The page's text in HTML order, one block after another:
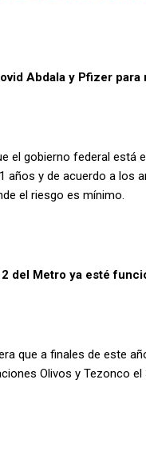
Abdala y Pfizer para
el gobierno federal está
años y de acuerdo a los
el riesgo es mínimo.
del Metro ya esté
que a finales de este
Olivos y Tezonco el